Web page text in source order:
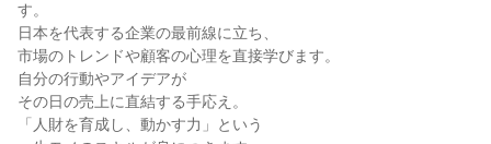
す。
日本を代表する企業の最前線に立ち、
市場のトレンドや顧客の心理を直接学びます。
自分の行動やアイデアが
その日の売上に直結する手応え。
「人財を育成し、動かす力」という